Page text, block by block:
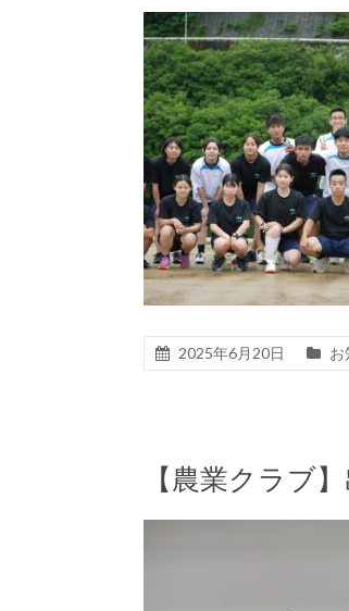
2025年6月20日 お
【農業クラブ